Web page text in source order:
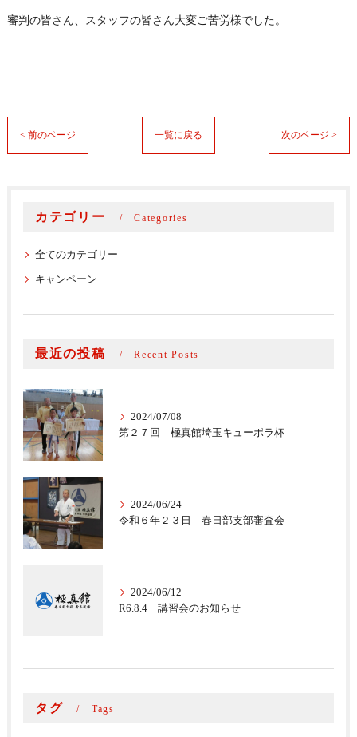
審判の皆さん、スタッフの皆さん大変ご苦労様でした。
< 前のページ 一覧に戻る 次のページ >
カテゴリー Categories
全てのカテゴリー
キャンペーン
最近の投稿 Recent Posts
2024/07/08
第２７回 極真館埼玉キューポラ杯
2024/06/24
令和６年２３日 春日部支部審査会
2024/06/12
R6.8.4 講習会のお知らせ
タグ Tags